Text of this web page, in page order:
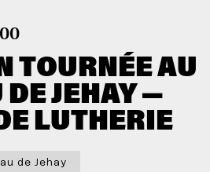
TOURNÉE AU
JEHAY —
LUTHERIE
de Jehay